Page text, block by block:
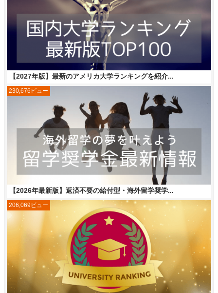
【2027年版】最新のアメリカ大学ランキングを紹介...
【2026年最新版】返済不要の給付型・海外留学奨学...
230,676ビュー
206,069ビュー